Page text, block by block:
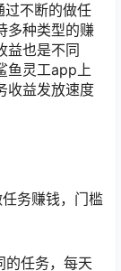
过不断的做任
多种类型的赚
益也是不同
鱼灵工app上
收益发放速度
务赚钱，门槛
的任务，每天